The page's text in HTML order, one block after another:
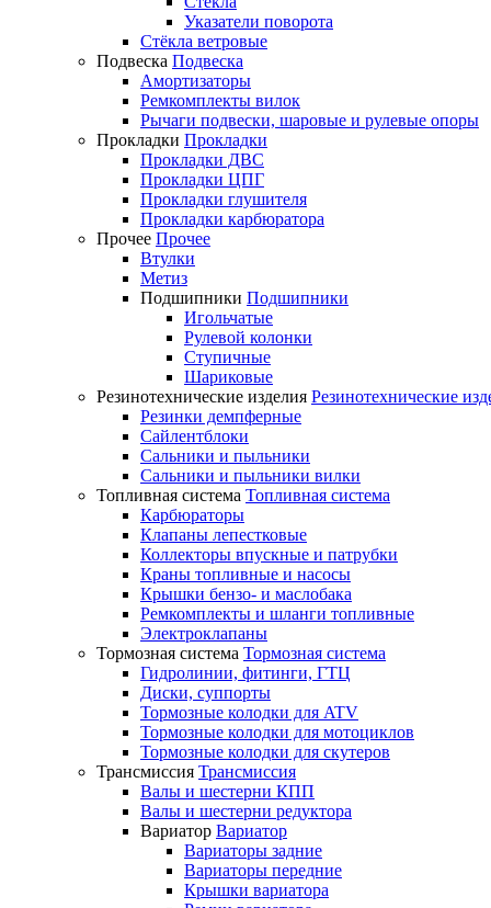
Указатели поворота
Стёкла ветровые
Подвеска Подвеска
Амортизаторы
Ремкомплекты вилок
Рычаги подвески, шаровые и рулевые опоры
Прокладки Прокладки
Прокладки ДВС
Прокладки ЦПГ
Прокладки глушителя
Прокладки карбюратора
Прочее Прочее
Втулки
Метиз
Подшипники Подшипники
Игольчатые
Рулевой колонки
Ступичные
Шариковые
Резинотехнические изделия Резинотехнические
Резинки демпферные
Сайлентблоки
Сальники и пыльники
Сальники и пыльники вилки
Топливная система Топливная система
Карбюраторы
Клапаны лепестковые
Коллекторы впускные и патрубки
Краны топливные и насосы
Крышки бензо- и маслобака
Ремкомплекты и шланги топливные
Электроклапаны
Тормозная система Тормозная система
Гидролинии, фитинги, ГТЦ
Диски, суппорты
Тормозные колодки для ATV
Тормозные колодки для мотоциклов
Тормозные колодки для скутеров
Трансмиссия Трансмиссия
Валы и шестерни КПП
Валы и шестерни редуктора
Вариатор Вариатор
Вариаторы задние
Вариаторы передние
Крышки вариатора